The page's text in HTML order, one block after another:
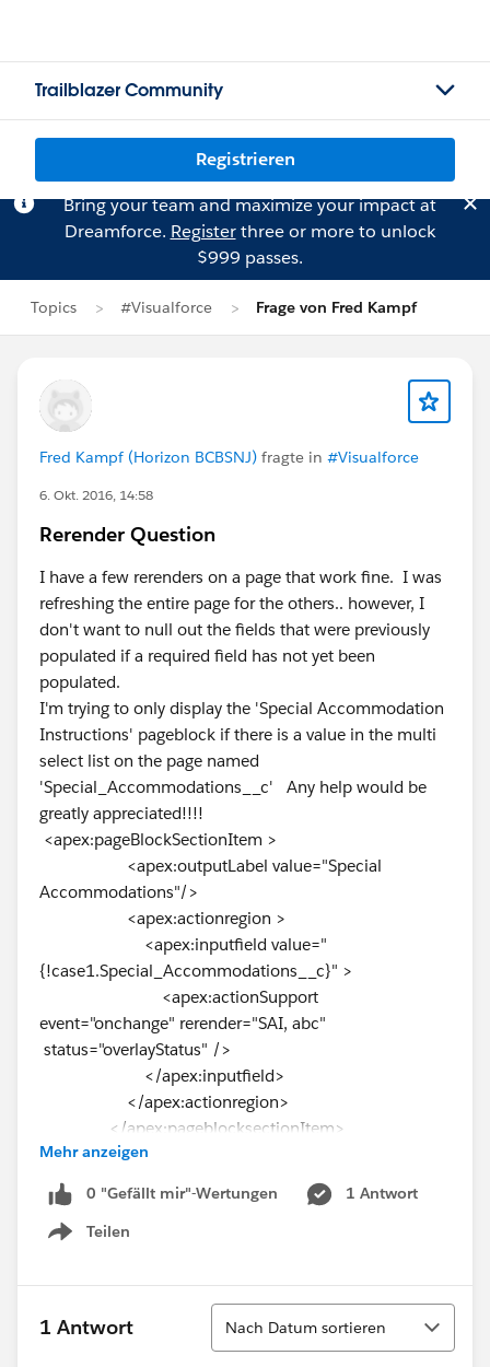
Trailblazer Community
Registrieren
Bring your team and maximize your impact at
Dreamforce. Registerthree or more to unlock
$999 passes.
Topics #Visualforce Frage von Fred Kampf
Fred Kampf (Horizon BCBSNJ) fragte in #Visualforce
6. Okt. 2016, 14:58
Rerender Question
I have a few rerenders on a page that work fine. I was
refreshing the entire page for the others.. however, I
don't want to null out the fields that were previously
populated if a required field has not yet been
populated.
I'm trying to only display the 'Special Accommodation
Instructions' pageblock if there is a value in the multi
select list on the page named
'Special_Accommodations__c' Any help would be
greatly appreciated!!!!
<apex:pageBlockSectionItem >
<apex:outputLabel value="Special
Accommodations"/>
<apex:actionregion >
<apex:inputfield value="
{!case1.Special_Accommodations__c}" >
<apex:actionSupport
event="onchange" rerender="SAI, abc"
status="overlayStatus" />
</apex:inputfield>
</apex:actionregion>
</apex:pageblocksectionItem>
</apex:pageBlockSection>
<apex:outputPanel id="SAI">
<apex:pageBlockSection title="Special
Accommodation Instructions" columns="1"
null}" >
<apex:pageBlockSectionItem >
<apex:outputPanel >
Mehr anzeigen
0 "Gefällt mir"-Wertungen
1 Antwort
Teilen
Show menu
1 Antwort
Sortieren
Nach Datum sortieren